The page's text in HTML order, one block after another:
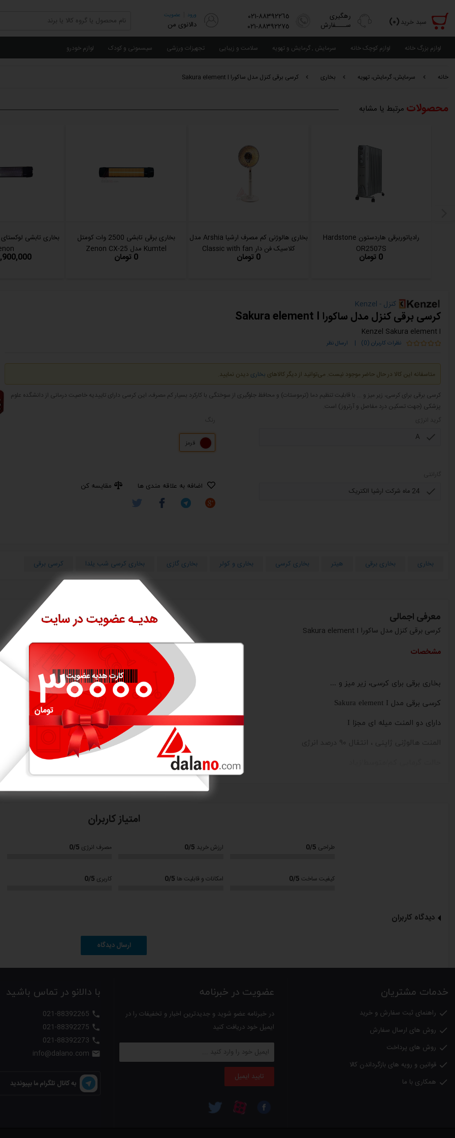
سبد خرید(٠)
رهگیری
ســــفارش
٨٨٣٩٢٢٦٥-٠٢١
٨٨٣٩٢٢٧٥-٠٢١
ورود عضویت
دالانوی من
لوازم بزرگ خانه لوازم کوچک خانه سرمایش , گرمایش و تهویه سلامت و زیبایی تجهیزات ورزشی سیسمونی و کودک لوازم خودرو
خانه سرمایش، گرمایش، تهویه بخاری کرسی برقی کنزل مدل ساکورا Sakura element I
محصولات مرتبط یا مشابه
رادیاتوربرقی هاردستون Hardstone
OR2507S
0 تومان
بخاری هالوژنی کم مصرف ارشیا Arshia مدل
کلاسیک فن دار Classic with fan
0 تومان
بخاری برقی تابشی 2500 وات کومتل
Kumtel مدل Zenon CX-25
0 تومان 4,900,000
کنزل - Kenzel
کرسی برقی کنزل مدل ساکورا Sakura element I
Kenzel Sakura element I
نظرات کاربران (0) | ارسال نظر
متاسفانه این کالا در حال حاضر موجود نیست. می‌توانید از دیگر کالاهای بخاری دیدن نمایید.
کرسی برقی برای کرسی، زیر میز و ... با قابلیت تنظیم دما (ترموستات) و محافظ جلوگیری از سوختگی با کارکرد بسیار کم مصرف، این کرسی دارای تاییدیه خاصیت درمانی از دانشگده علوم
پزشکی (جهت تسکین درد مفاصل و آرتروز) است.
قرمز
اضافه به علاقه مندی ها مقایسه کن
بخاری بخاری برقی هیتر بخاری کرسی بخاری و کولر بخاری گازی بخاری کرسی شب یلدا کرسی برقی
معرفی اجمالی
کرسی برقی کنزل مدل ساکورا Sakura element I
مشخصات
بخاری برقی برای کرسی، زیر میز و ...
کرسی برقی مدل Sakura element I
دارای دو المنت میله ای مجزا I
المنت هالوژنی ژاپنی ، انتقال ٩٠ درصد انرژی
کلید بین راهی جهت استفاده بهتر
ایجاد نور قرمز مناسب جهت درمان
کم مصرف ECO
دارای استاندارد
طول سیم: ٢,٥
متر
ویژگی ها:
رویه مخمل نسوز، کرسی درمانی، کم مصرف واقعی، مناسب برای درمان آرتروز و پادرد، مجهز به ترموستات حرارتی (قطع خودکار)
امتیاز کاربران
طراحی 0/5 ارزش خرید 0/5 مصرف انرژی 0/5
کیفیت ساخت 0/5 امکانات و قابلیت ها 0/5 کاربری 0/5
دیدگاه کاربران
ارسال دیدگاه
خدمات مشتریان
 راهنمای ثبت سفارش و خرید
 روش های ارسال سفارش
 روش های پرداخت
 قوانین و رویه های بازگرداندن کالا
 همکاری با ما
عضویت در خبرنامه
در خبرنامه عضو شوید و جدیدترین اخبار و تخفیفات را در
ایمیل خود دریافت کنید
تایید ایمیل
با دالانو در تماس باشید




به کانال تلگرام ما بپیوندید